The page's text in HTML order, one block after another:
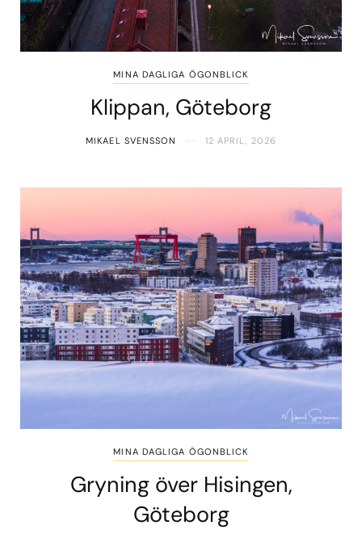
MINA DAGLIGA ÖGONBLICK
Klippan, Göteborg
MIKAEL SVENSSON 12 APRIL, 2026
MINA DAGLIGA ÖGONBLICK
Gryning över Hisingen,
Göteborg